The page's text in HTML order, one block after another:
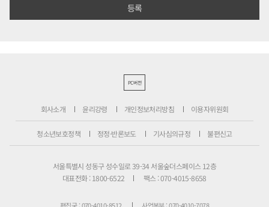
PC버전
회사소개 윤리강령 개인정보처리방침 이용자위원회
청소년보호정책 정정·반론보도 기사심의규정 불편신고
서울특별시 성동구 성수일로 39-34 서울숲더스페이스 12층
대표전화 : 1800-6522
팩스 : 070-4015-8658